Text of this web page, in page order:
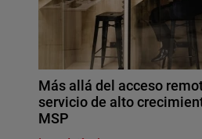
Más allá del acceso
servicio de alto
MSP